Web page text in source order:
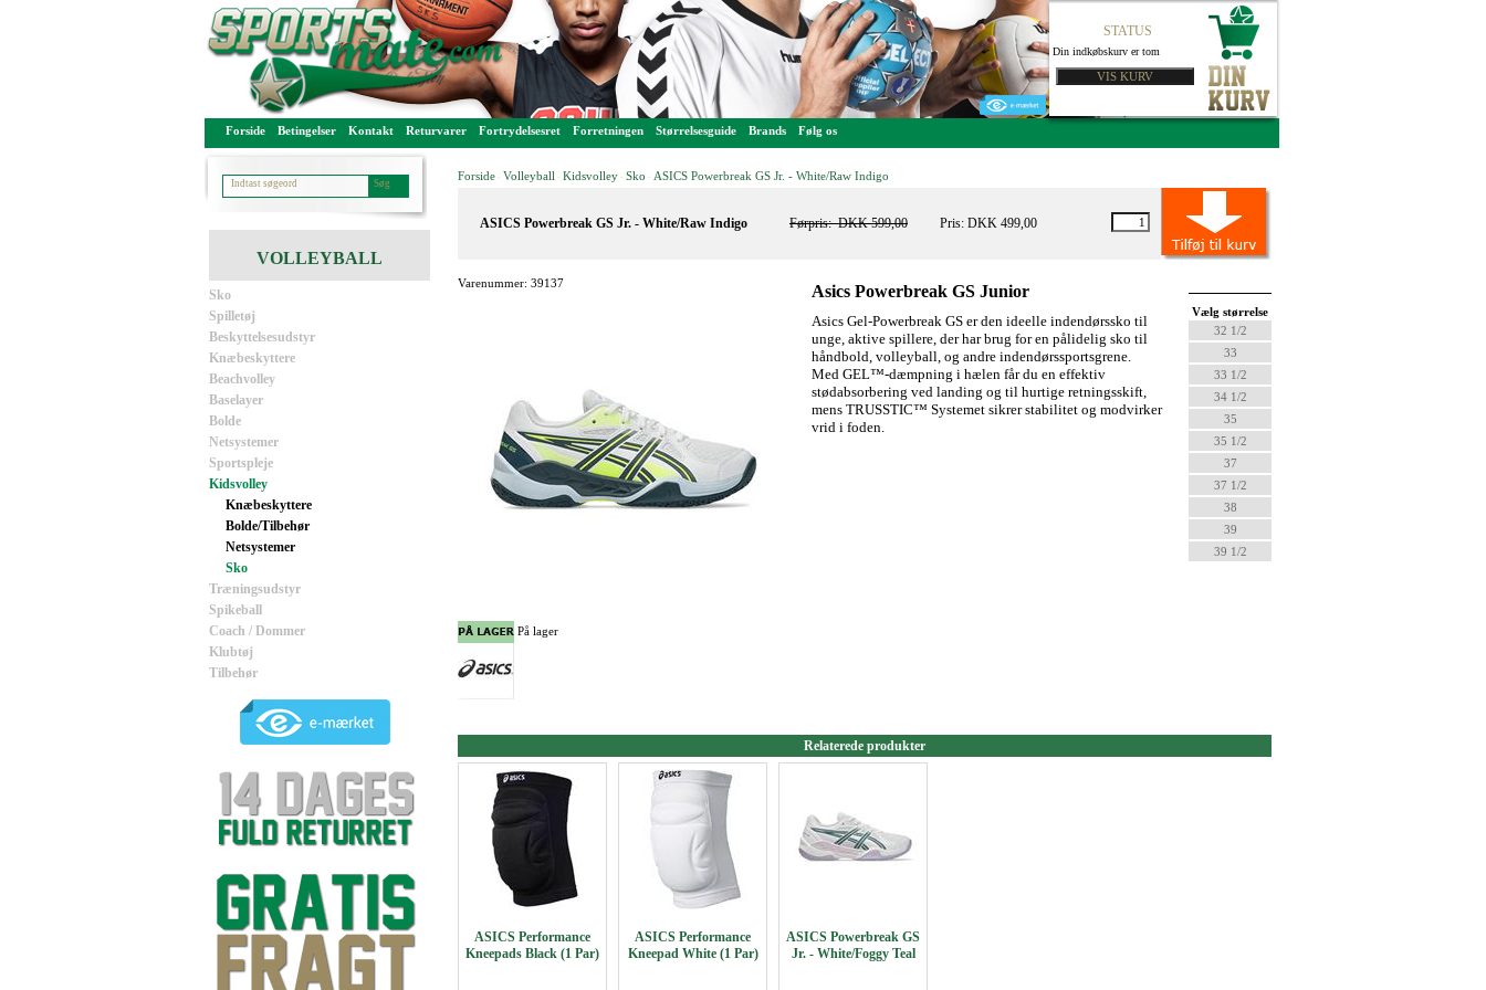
STATUS
Din indkøbskurv er tom
Forside Betingelser Kontakt Returvarer Fortrydelsesret Forretningen Størrelsesguide Brands Følg os
VOLLEYBALL
Sko
Spilletøj
Beskyttelsesudstyr
Knæbeskyttere
Beachvolley
Baselayer
Bolde
Netsystemer
Sportspleje
Kidsvolley
Knæbeskyttere
Bolde/Tilbehør
Netsystemer
Sko
Træningsudstyr
Spikeball
Coach / Dommer
Klubtøj
Tilbehør
Forside Volleyball Kidsvolley Sko ASICS Powerbreak GS Jr. - White/Raw Indigo
ASICS Powerbreak GS Jr. - White/Raw Indigo Førpris:DKK 599,00 Pris: DKK 499,00
Varenummer: 39137 Asics Powerbreak GS Junior
Asics Gel-Powerbreak GS er den ideelle indendørssko til
unge, aktive spillere, der har brug for en pålidelig sko til
håndbold, volleyball, og andre indendørssportsgrene.
Med GEL™-dæmpning i hælen får du en effektiv
stødabsorbering ved landing og til hurtige retningsskift,
mens TRUSSTIC™ Systemet sikrer stabilitet og modvirker
vrid i foden.
Vælg størrelse
32 1/2
33
33 1/2
34 1/2
35
35 1/2
37
37 1/2
38
39
39 1/2
På lager
Relaterede produkter
ASICS Performance
Kneepads Black (1 Par)
ASICS Performance
Kneepad White (1 Par)
ASICS Powerbreak GS
Jr. - White/Foggy Teal